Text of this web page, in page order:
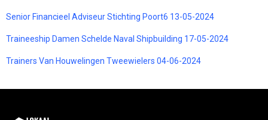
Senior Financieel Adviseur Stichting Poort6 13-05-2024
Traineeship Damen Schelde Naval Shipbuilding 17-05-2024
Trainers Van Houwelingen Tweewielers 04-06-2024